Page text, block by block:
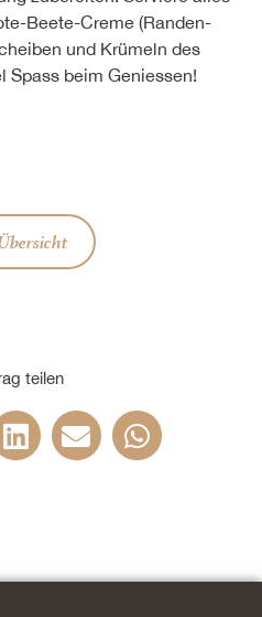
Beete-Creme (Randen-
und Krümeln des
Spass beim Geniessen!
teilen